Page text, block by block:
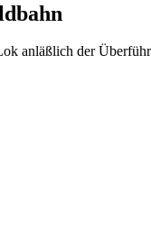
anläßlich der